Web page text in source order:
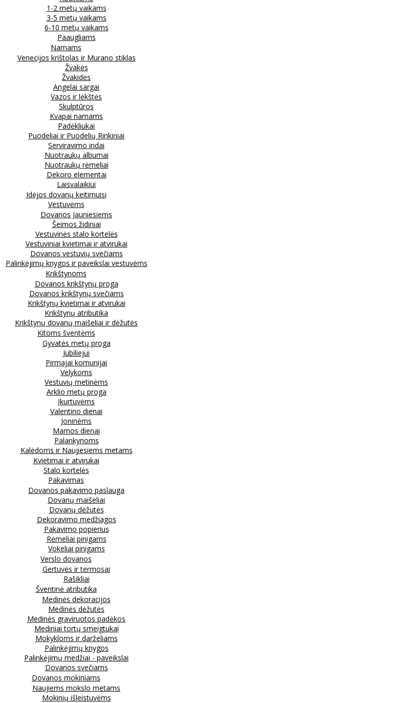
1-2 metų vaikams
3-5 metų vaikams
6-10 metų vaikams
Paaugliams
Namams
Venecijos krištolas ir Murano stiklas
Žvakės
Žvakidės
Angelai sargai
Vazos ir lėkštės
Skulptūros
Kvapai namams
Padėkliukai
Puodeliai ir Puodelių Rinkiniai
Serviravimo indai
Nuotraukų albumai
Nuotraukų rėmeliai
Dekoro elementai
Laisvalaikiui
Idėjos dovanų keitimuisi
Vestuvėms
Dovanos Jauniesiems
Šeimos židiniai
Vestuvinės stalo kortelės
Vestuviniai kvietimai ir atvirukai
Dovanos vestuvių svečiams
Palinkėjimų knygos ir paveikslai vestuvėms
Krikštynoms
Dovanos krikštynų proga
Dovanos krikštynų svečiams
Krikštynų kvietimai ir atvirukai
Krikštynų atributika
Krikštynų dovanų maišeliai ir dėžutės
Kitoms šventėms
Gyvatės metų proga
Jubiliejui
Pirmajai komunijai
Velykoms
Vestuvių metinėms
Arklio metų proga
Įkurtuvėms
Valentino dienai
Joninėms
Mamos dienai
Palankynoms
Kalėdoms ir Naujiesiems metams
Kvietimai ir atvirukai
Stalo kortelės
Pakavimas
Dovanos pakavimo paslauga
Dovanų maišeliai
Dovanų dėžutės
Dekoravimo medžiagos
Pakavimo popierius
Rėmeliai pinigams
Vokeliai pinigams
Verslo dovanos
Gertuvės ir termosai
Rašikliai
Šventinė atributika
Medinės dekoracijos
Medinės dėžutės
Medinės graviruotos padėkos
Mediniai tortų smeigtukai
Mokykloms ir darželiams
Palinkėjimų knygos
Palinkėjimų medžiai - paveikslai
Dovanos svečiams
Dovanos mokiniams
Naujiems mokslo metams
Mokinių išleistuvėms